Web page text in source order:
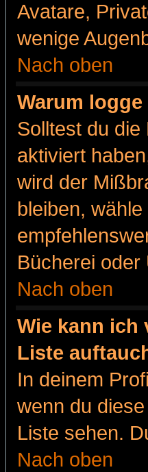
Avatare,
wenige
Nach oben
Warum
Solltest du
aktiviert
wird der
bleiben,
Bücherei oder
Nach oben
Wie kann ich
Liste
In deinem
wenn du
Liste sehen.
Nach oben